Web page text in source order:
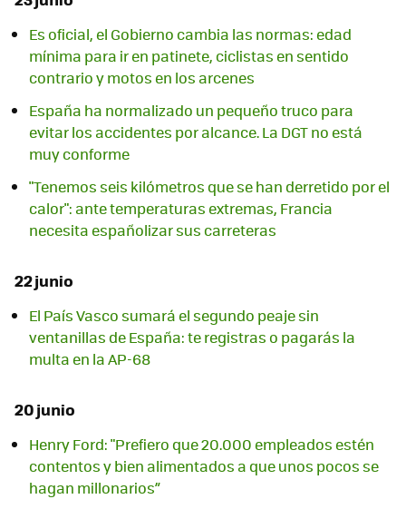
Es oficial, el Gobierno cambia las normas: edad
mínima para ir en patinete, ciclistas en sentido
contrario y motos en los arcenes
España ha normalizado un pequeño truco para
evitar los accidentes por alcance. La DGT no está
muy conforme
"Tenemos seis kilómetros que se han derretido por el
calor": ante temperaturas extremas, Francia
necesita españolizar sus carreteras
22 junio
El País Vasco sumará el segundo peaje sin
ventanillas de España: te registras o pagarás la
multa en la AP-68
20 junio
Henry Ford: "Prefiero que 20.000 empleados estén
contentos y bien alimentados a que unos pocos se
hagan millonarios”